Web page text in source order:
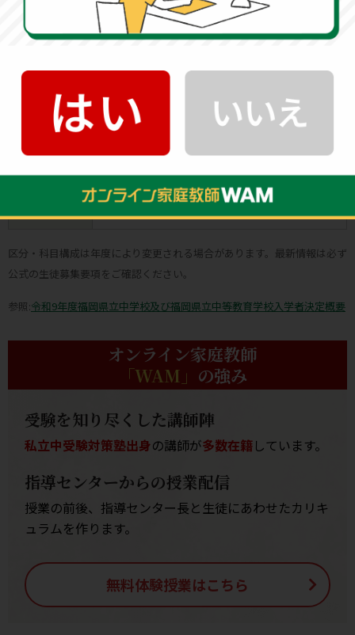
福岡県立宗像中学校の入試情報
科目別配点・試験時間
作文
区分・科目構成は年度により変更される場合があります。最新情報は必ず
公式の生徒募集要項をご確認ください。
参照:令和9年度福岡県立中学校及び福岡県立中等教育学校入学者決定概要
オンライン家庭教師
「WAM」 の強み
受験を知り尽くした講師陣
私立中受験対策塾出身の講師が多数在籍しています。
指導センターからの授業配信
授業の前後、指導センター長と生徒にあわせたカリキ
ュラムを作ります。
無料体験授業はこちら